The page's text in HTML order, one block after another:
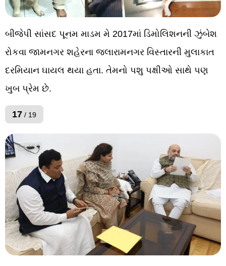
બીજેપી સાંસદ પૂનમ માડમ મે 2017માં ડિમોલિશનની ઝુંબેશ
રોકવા જામનગર શહેરના જલારામનગર વિસ્તારની મુલાકાત
દરમિયાન ઘાયલ થયા હતા. તેમનો પશુ પક્ષીઓ સાથે પણ
ખુબ પ્રેમ છે.
17 / 19